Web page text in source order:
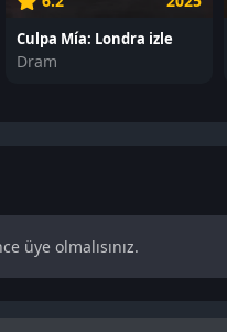
Culpa Mía: Londra izle
Dram
üye olmalısınız.